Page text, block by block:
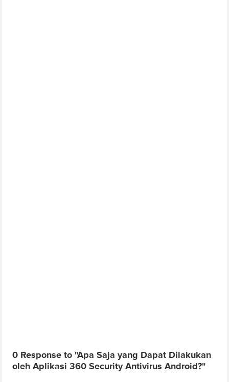
0 Response to "Apa Saja yang Dapat Dilakukan
oleh Aplikasi 360 Security Antivirus Android?"